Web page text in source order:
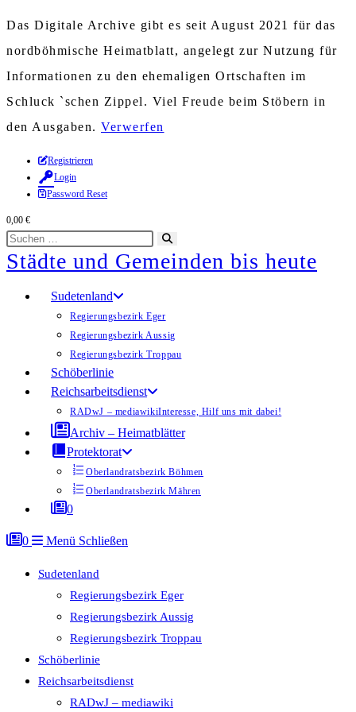
Das Digitale Archive gibt es seit August 2021 für das
nordböhmische Heimatblatt, angelegt zur Nutzung für
Informationen zu den ehemaligen Ortschaften im
Schluck `schen Zippel. Viel Freude beim Stöbern in
den Ausgaben. Verwerfen
Zum
Inhalt
springen
Registrieren
Login
Password Reset
0,00 €
Diese
Website
durchsuchen
starten
Städte und Gemeinden bis heute
Sudetenland
Regierungsbezirk Eger
Regierungsbezirk Aussig
Regierungsbezirk Troppau
Schöberlinie
Reichsarbeitsdienst
RADwJ – mediawikiInteresse, Hilf uns mit dabei!
Archiv – Heimatblätter
Protektorat
Oberlandratsbezirk Böhmen
Oberlandratsbezirk Mähren
0
0 Menü Schließen
Sudetenland
Regierungsbezirk Eger
Regierungsbezirk Aussig
Regierungsbezirk Troppau
Schöberlinie
Reichsarbeitsdienst
RADwJ – mediawiki